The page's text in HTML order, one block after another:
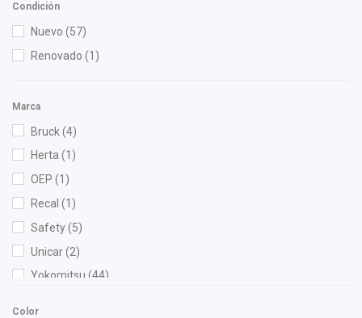
Condición
Nuevo (57)
Renovado (1)
Marca
Bruck(4)
Herta (1)
OEP (1)
Recal (1)
Safety(5)
Unicar(2)
Yokomitsu (44)
Color